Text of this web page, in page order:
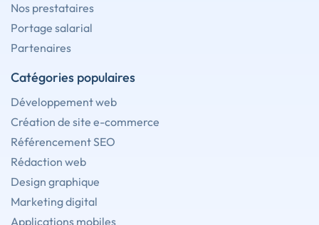
Nos prestataires
Portage salarial
Partenaires
Catégories populaires
Développement web
Création de site e-commerce
Référencement SEO
Rédaction web
Design graphique
Marketing digital
Applications mobiles